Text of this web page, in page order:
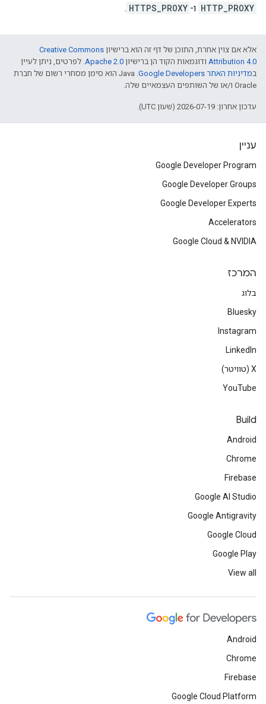
HTTP_PROXY ו- HTTPS_PROXY
.
אלא אם צוין אחרת, התוכן של דף זה הוא ברישיון Creative Commons
Attribution 4.0 ודוגמאות הקוד הן ברישיון Apache 2.0. לפרטים, ניתן לעיין
במדיניות האתר Google Developers‏
.‏ Java הוא סימן מסחרי רשום של חברת
Oracle ו/או של השותפים העצמאיים שלה.
עדכון אחרון: 2026-07-19 (שעון UTC).
עניין
Google Developer Program
Google Developer Groups
Google Developer Experts
Accelerators
Google Cloud & NVIDIA
המרכז
בלוג
Bluesky
Instagram
LinkedIn
‫X (טוויטר)
YouTube
Build
Android
Chrome
Firebase
Google AI Studio
Google Antigravity
Google Cloud
Google Play
View all
Android
Chrome
Firebase
Google Cloud Platform